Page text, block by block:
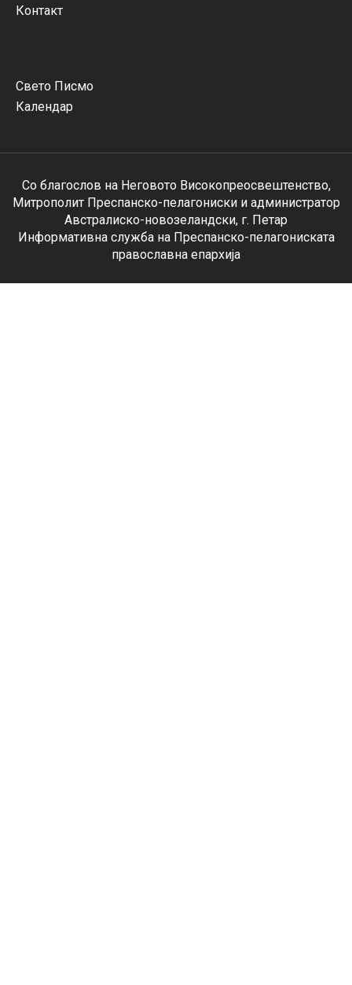
Контакт
Свето Писмо
Календар
Со благослов на Неговото Високопреосвештенство,
Митрополит Преспанско-пелагониски и администратор
Австралиско-новозеландски, г. Петар
Информативна служба на Преспанско-пелагониската
православна епархија